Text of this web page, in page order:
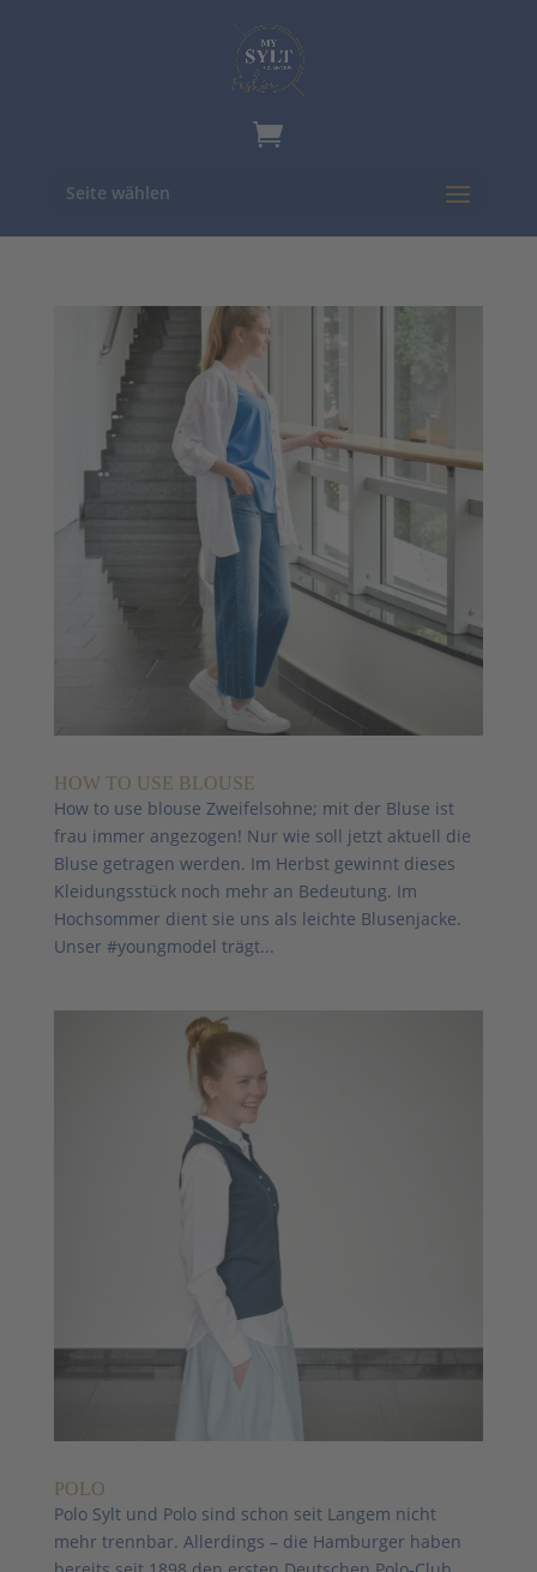
Seite wählen
HOW TO USE BLOUSE
How to use blouse Zweifelsohne; mit der Bluse ist
frau immer angezogen! Nur wie soll jetzt aktuell die
Bluse getragen werden. Im Herbst gewinnt dieses
Kleidungsstück noch mehr an Bedeutung. Im
Hochsommer dient sie uns als leichte Blusenjacke.
Unser #youngmodel trägt...
POLO
Polo Sylt und Polo sind schon seit Langem nicht
mehr trennbar. Allerdings – die Hamburger haben